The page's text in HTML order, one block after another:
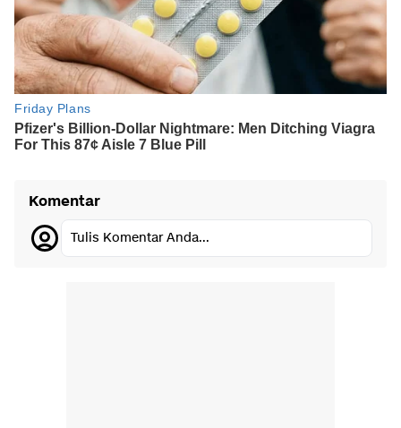
Komentar
Tulis Komentar Anda...